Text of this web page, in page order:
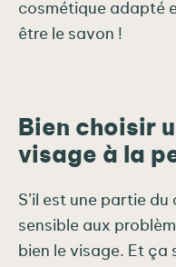
cosmétique adapté
être le savon !
Bien choisir
visage à la
S’il est une partie
sensible aux
bien le visage. Et ça